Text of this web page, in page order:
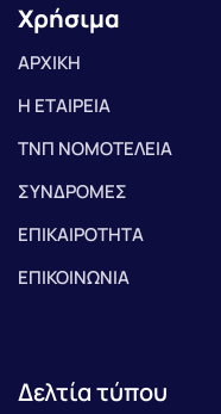
Χρήσιμα
ΑΡΧΙΚΗ
Η ΕΤΑΙΡΕΙΑ
ΤΝΠ ΝΟΜΟΤΕΛΕΙΑ
ΣΥΝΔΡΟΜΕΣ
ΕΠΙΚΑΙΡΟΤΗΤΑ
ΕΠΙΚΟΙΝΩΝΙΑ
Δελτία τύπου